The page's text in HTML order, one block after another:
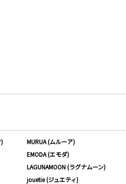
MURUA (ムルーア)
EMODA (エモダ)
LAGUNAMOON (ラグナムーン)
jouetie (ジュエティ)